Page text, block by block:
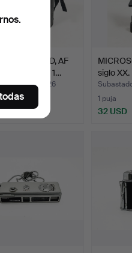
Nikon ED, AF
80-200 mm 1…
18 may 2026
siglo XX.
1 puja
32 USD